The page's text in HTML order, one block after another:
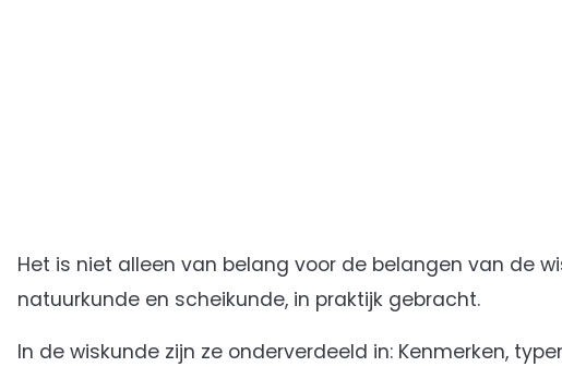
Het is niet alleen van belang voor de belangen van de
natuurkunde en scheikunde, in praktijk gebracht.
In de wiskunde zijn ze onderverdeeld in: Kenmerken,